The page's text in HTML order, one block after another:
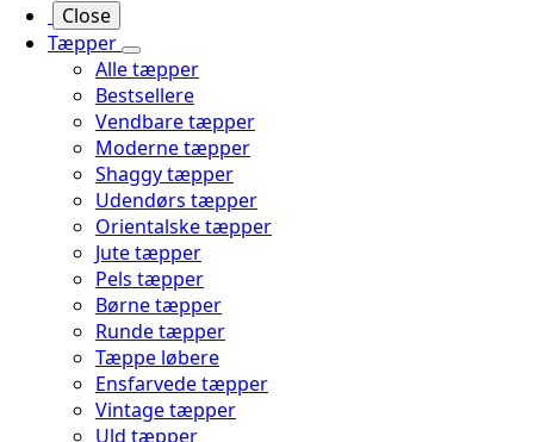
Close
Tæpper
Alle tæpper
Bestsellere
Vendbare tæpper
Moderne tæpper
Shaggy tæpper
Udendørs tæpper
Orientalske tæpper
Jute tæpper
Pels tæpper
Børne tæpper
Runde tæpper
Tæppe løbere
Ensfarvede tæpper
Vintage tæpper
Uld tæpper